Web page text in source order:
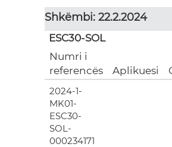
Shkëmbi: 22.2.2024
ESC30-SOL
Numri i
referencës
Aplikuesi
2024-1-
MK01-
ESC30-
SOL-
000234171